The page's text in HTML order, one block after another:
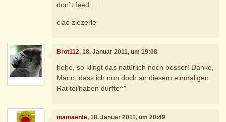
don`t feed.....
ciao ziezerle
Brot112, 18. Januar 2011, um 19:08
hehe, so klingt das natürlich noch besser! Danke,
Mario, dass ich nun doch an diesem einmaligen
Rat teilhaben durfte^^
mamaente, 18. Januar 2011, um 20:49